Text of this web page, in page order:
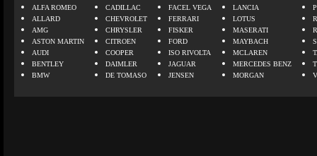
ALFA ROMEO
ALLARD
AMG
ASTON MARTIN
AUDI
BENTLEY
BMW
CADILLAC
CHEVROLET
CHRYSLER
CITROEN
COOPER
DAIMLER
DE TOMASO
FACEL VEGA
FERRARI
FISKER
FORD
ISO RIVOLTA
JAGUAR
JENSEN
LANCIA
LOTUS
MASERATI
MAYBACH
MCLAREN
MERCEDES BENZ
MORGAN